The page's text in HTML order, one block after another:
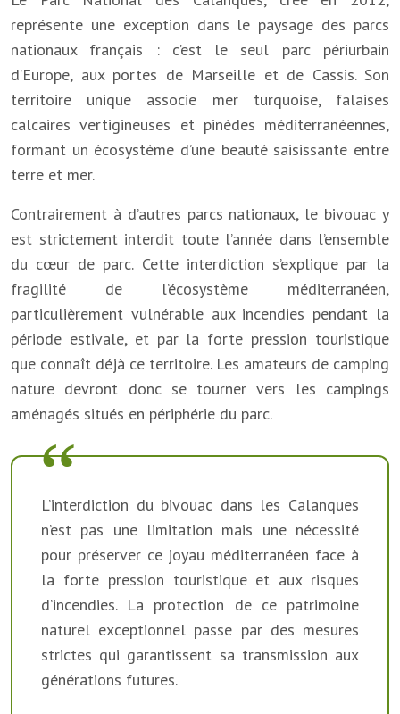
représente une exception dans le paysage des parcs
nationaux français : c’est le seul parc périurbain
d’Europe, aux portes de Marseille et de Cassis. Son
territoire unique associe mer turquoise, falaises
calcaires vertigineuses et pinèdes méditerranéennes,
formant un écosystème d’une beauté saisissante entre
terre et mer.
Contrairement à d’autres parcs nationaux, le bivouac y
est strictement interdit toute l’année dans l’ensemble
du cœur de parc. Cette interdiction s’explique par la
fragilité de l’écosystème méditerranéen,
particulièrement vulnérable aux incendies pendant la
période estivale, et par la forte pression touristique
que connaît déjà ce territoire. Les amateurs de camping
nature devront donc se tourner vers les campings
aménagés situés en périphérie du parc.
L’interdiction du bivouac dans les Calanques
n’est pas une limitation mais une nécessité
pour préserver ce joyau méditerranéen face à
la forte pression touristique et aux risques
d’incendies. La protection de ce patrimoine
naturel exceptionnel passe par des mesures
strictes qui garantissent sa transmission aux
générations futures.